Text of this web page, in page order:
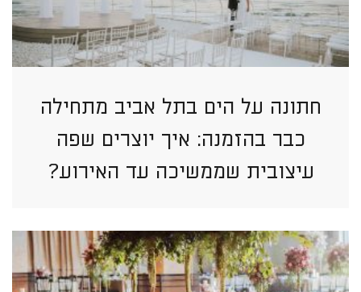
חתונה על הים בתל אביב מתחילה
כבר בהזמנה: איך יוצרים שפה
עיצובית שממשיכה עד האירוע?